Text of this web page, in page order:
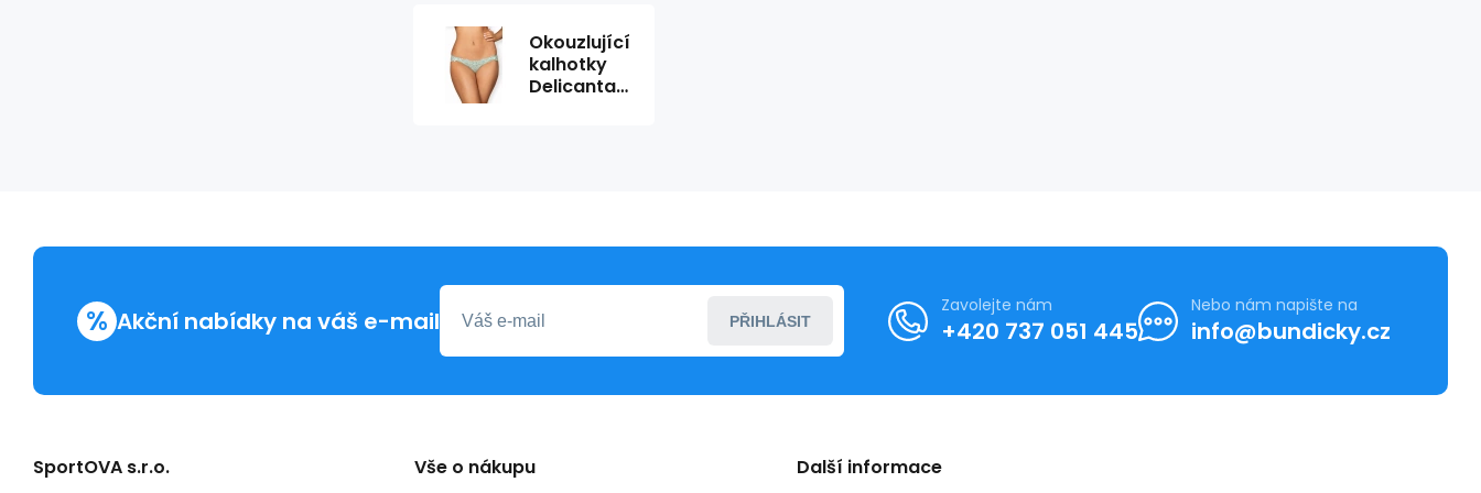
Okouzlující
kalhotky
Delicanta
% Akční nabídky na váš e-mail PŘIHLÁSIT
Zavolejte nám
+420 737 051 445
Nebo nám napište na
info@bundicky.cz
SportOVA s.r.o. Vše o nákupu Další informace